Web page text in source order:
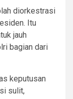
diorkestrasi
Itu
jauh
bagian dari
keputusan
sulit,